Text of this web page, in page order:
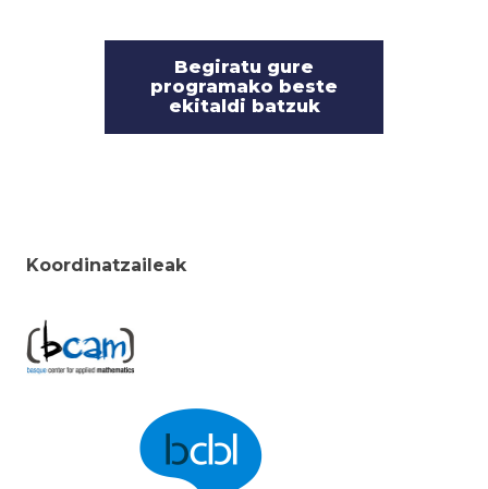
Begiratu gure
programako beste
ekitaldi batzuk
Koordinatzaileak